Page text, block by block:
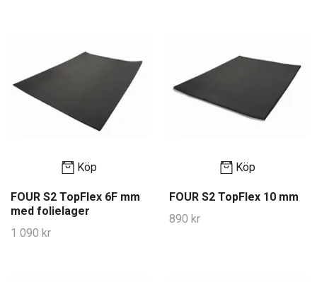
Köp
FOUR S2 TopFlex 6F mm
med folielager
1 090 kr
Köp
FOUR S2 TopFlex 10 mm
890 kr